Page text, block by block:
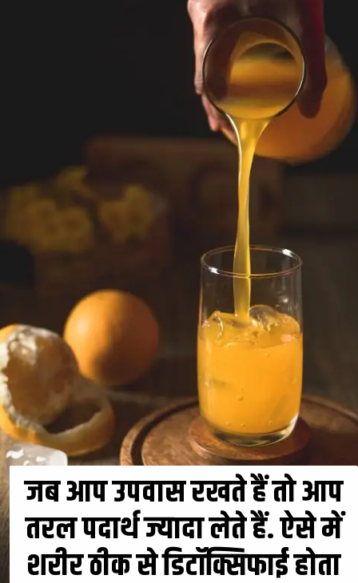
जब आप उपवास रखते हैं तो आप
तरल पदार्थ ज्यादा लेते हैं. ऐसे में
शरीर ठीक से डिटॉक्सिफाई होता